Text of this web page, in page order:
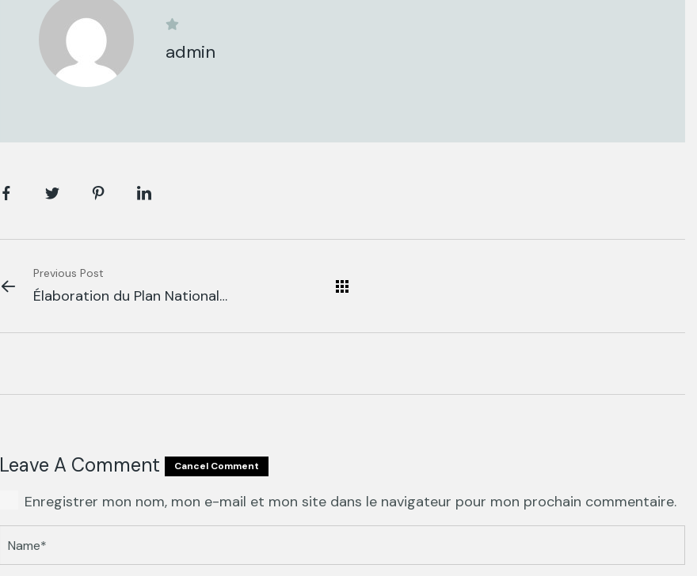
admin
Previous Post
Élaboration du Plan National
Leave A Comment Cancel Comment
Enregistrer mon nom, mon e-mail et mon site dans le navigateur pour mon prochain commentaire.